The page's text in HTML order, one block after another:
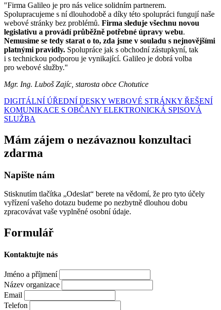
"Firma Galileo je pro nás velice solidním partnerem.
Spolupracujeme s ní dlouhodobě a díky této spolupráci fungují naše
webové stránky bez problémů. Firma sleduje všechnu novou
legislativu a provádí průběžně potřebné úpravy webu.
Nemusíme se tedy starat o to, zda jsme v souladu s nejnovějšími
platnými pravidly. Spolupráce jak s obchodní zástupkyní, tak
i s technickou podporou je vynikající. Galileo je dobrá volba
pro webové služby."
Mgr. Ing. Luboš Zajíc, starosta obce Chotutice
DIGITÁLNÍ ÚŘEDNÍ DESKY WEBOVÉ STRÁNKY ŘEŠENÍ
KOMUNIKACE S OBČANY ELEKTRONICKÁ SPISOVÁ
SLUŽBA
Mám zájem o nezávaznou konzultaci
zdarma
Napište nám
Stisknutím tlačítka „Odeslat“ berete na vědomí, že pro tyto účely
vyřízení vašeho dotazu budeme po nezbytně dlouhou dobu
zpracovávat vaše vyplněné osobní údaje.
Formulář
Kontaktujte nás
Jméno a příjmení
Název organizace
Email
Telefon